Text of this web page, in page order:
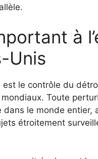
à
Unis
le contrôle du
Toute
dans le monde
étroitement